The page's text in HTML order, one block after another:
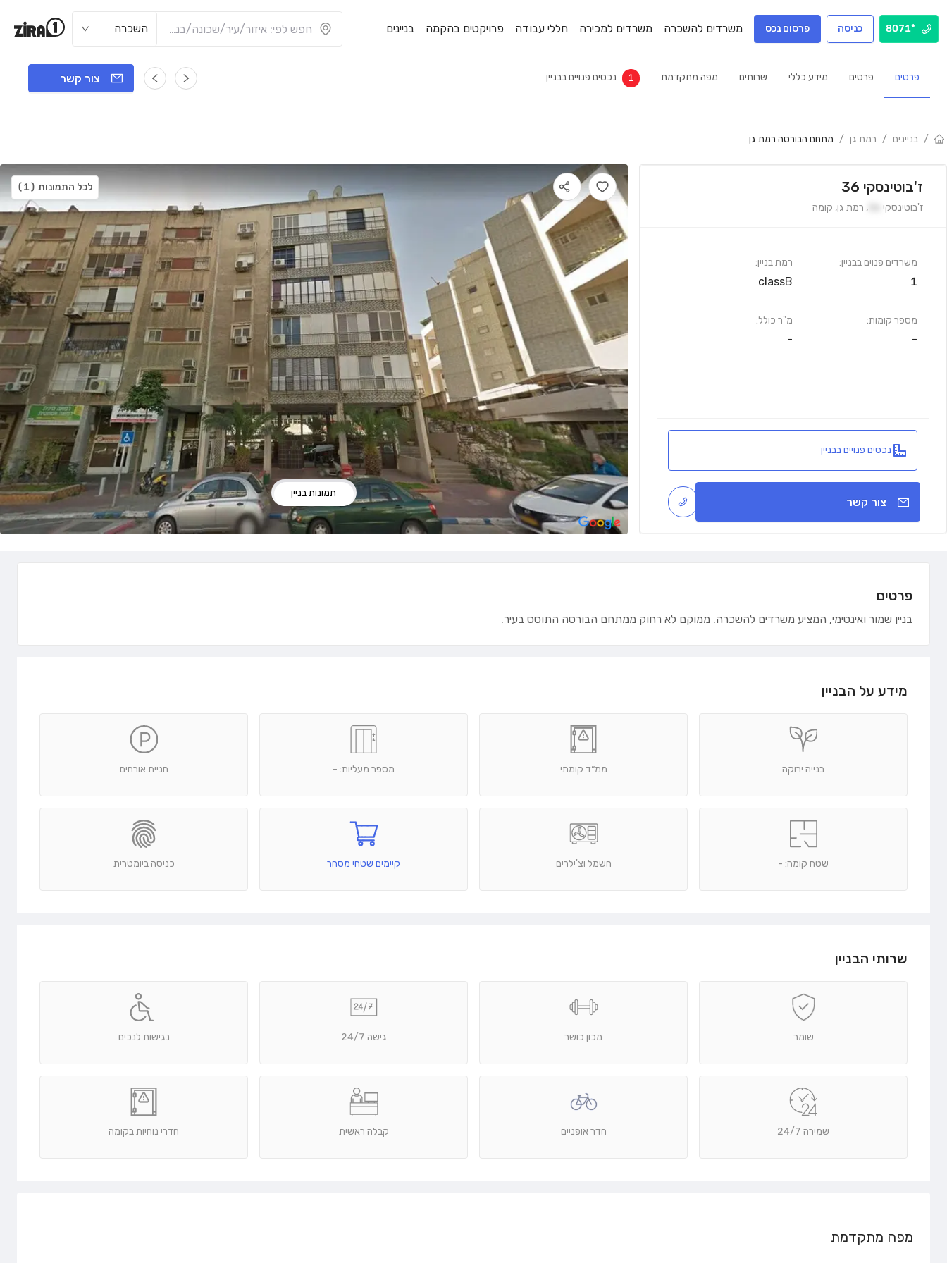
*8071 כניסה פרסום נכס משרדים להשכרה משרדים למכירה חללי עבודה פרויקטים בהקמה בניינים השכרה
פרטים פרטים מידע כללי שרותים מפה מתקדמת 1 נכסים פנויים בבניין צור קשר
/ בניינים / רמת גן / מתחם הבורסה רמת גן
ז'בוטינסקי 36
ז'בוטינסקי , רמת גן, קומה
משרדים פנוים בבניין:
1
מספר קומות:
-
רמת בניין:
classB
מ"ר כולל:
-
נכסים פנויים בבניין
צור קשר
תמונות בניין
לכל התמונות (1)
פרטים
בניין שמור ואינטימי, המציע משרדים להשכרה. ממוקם לא רחוק ממתחם הבורסה התוסס בעיר.
מידע על הבניין
בנייה ירוקה ממ״ד קומתי מספר מעליות: - חניית אורחים
שטח קומה: - חשמל וצ'ילרים קיימים שטחי מסחר כניסה ביומטרית
שרותי הבניין
שומר מכון כושר גישה 24/7 נגישות לנכים
שמירה 24/7 חדר אופניים קבלה ראשית חדרי נוחיות בקומה
מפה מתקדמת